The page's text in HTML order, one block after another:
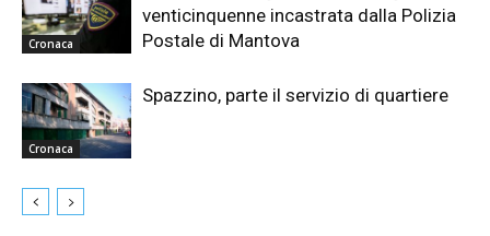
Cronaca
venticinquenne incastrata dalla Polizia
Postale di Mantova
Cronaca
Spazzino, parte il servizio di quartiere